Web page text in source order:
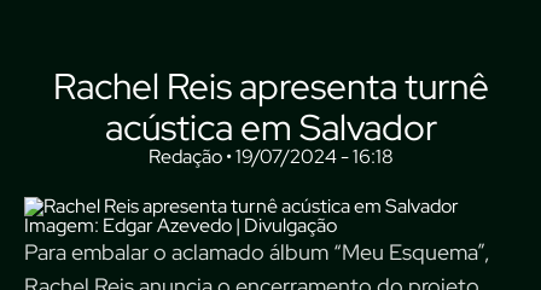
Rachel Reis apresenta turnê
acústica em Salvador
Redação • 19/07/2024 - 16:18
Imagem: Edgar Azevedo | Divulgação
Para embalar o aclamado álbum “Meu Esquema”,